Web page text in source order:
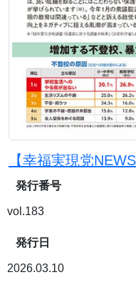
発行番号
vol.183
発行日
2026.03.10